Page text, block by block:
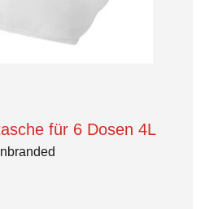
für 6 Dosen 4L